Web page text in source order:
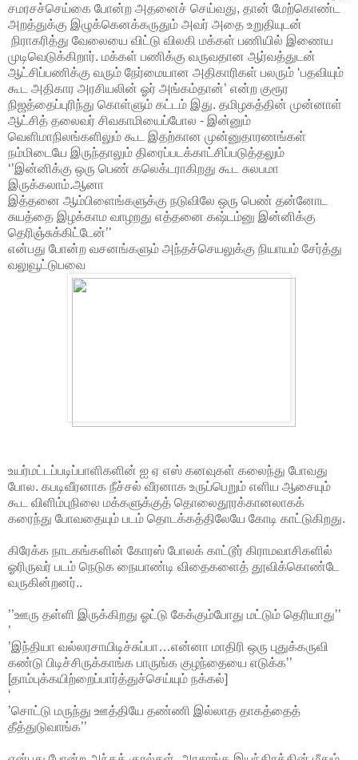
சமரசச்செய்கை போன்ற அதனைச் செய்வது, தான் மேற்கொண்ட
அறத்துக்கு இழுக்கெனக்கருதும் அவர் அதை உறுதியுடன்
நிராகரித்து வேலையை விட்டு விலகி மக்கள் பணியில் இணைய
முடிவெடுக்கிறார். மக்கள் பணிக்கு வருவதான ஆர்வத்துடன்
ஆட்சிப்பணிக்கு வரும் நேர்மையான அதிகாரிகள் பலரும் ‘பதவியும்
கூட அதிகார அரசியலின் ஓர் அங்கம்தான்’ என்ற குரூர
நிஜத்தைப்புரிந்து கொள்ளும் கட்டம் இது. தமிழகத்தின் முன்னாள்
ஆட்சித் தலைவர் சிவகாமியைப்போல - இன்னும்
வெளிமாநிலங்களிலும் கூட இதற்கான முன்னுதாரணங்கள்
நம்மிடையே இருந்தாலும் திரைப்படக்காட்சிப்படுத்தலும்
‘’இன்னிக்கு ஒரு பெண் கலெக்டராகிறது கூட சுலபமா
இருக்கலாம்.ஆனா
இத்தனை ஆம்பிளைங்களுக்கு நடுவிலே ஒரு பெண் தன்னோட
சுயத்தை இழக்காம வாழறது எத்தனை கஷ்டம்னு இன்னிக்கு
தெரிஞ்சுக்கிட்டேன்’’
என்பது போன்ற வசனங்களும் அந்தச்செயலுக்கு நியாயம் சேர்த்து
வலுவூட்டுபவை
உயர்மட்டப்படிப்பாளிகளின் ஐ ஏ எஸ் கனவுகள் கலைந்து போவது
போல. கபடிவீரனாக நீச்சல் வீரனாக உருப்பெறும் எளிய ஆசையும்
கூட விளிம்புநிலை மக்களுக்குத் தொலைதூரக்கானலாகக்
கரைந்து போவதையும் படம் தொடக்கத்திலேயே கோடி காட்டுகிறது.
கிரேக்க நாடகங்களின் கோரஸ் போலக் காட்டூர் கிராமவாசிகளில்
ஓரிருவர் படம் நெடுக நையாண்டி விதைகளைத் தூவிக்கொண்டே
வருகின்றனர்..
’’ஊரு தள்ளி இருக்கிறது ஓட்டு கேக்கும்போது மட்டும் தெரியாது’’
’
’இந்தியா வல்லரசாயிடிச்சுப்பா…என்னா மாதிரி ஒரு புதுக்கருவி
கண்டு பிடிச்சிருக்காங்க பாருங்க குழந்தையை எடுக்க’’
[தாம்புக்கயிற்றைப்பார்த்துச்செய்யும் நக்கல்]
‘
’சொட்டு மருந்து ஊத்தியே தண்ணி இல்லாத தாகத்தைத்
தீத்துடுவாங்க’’